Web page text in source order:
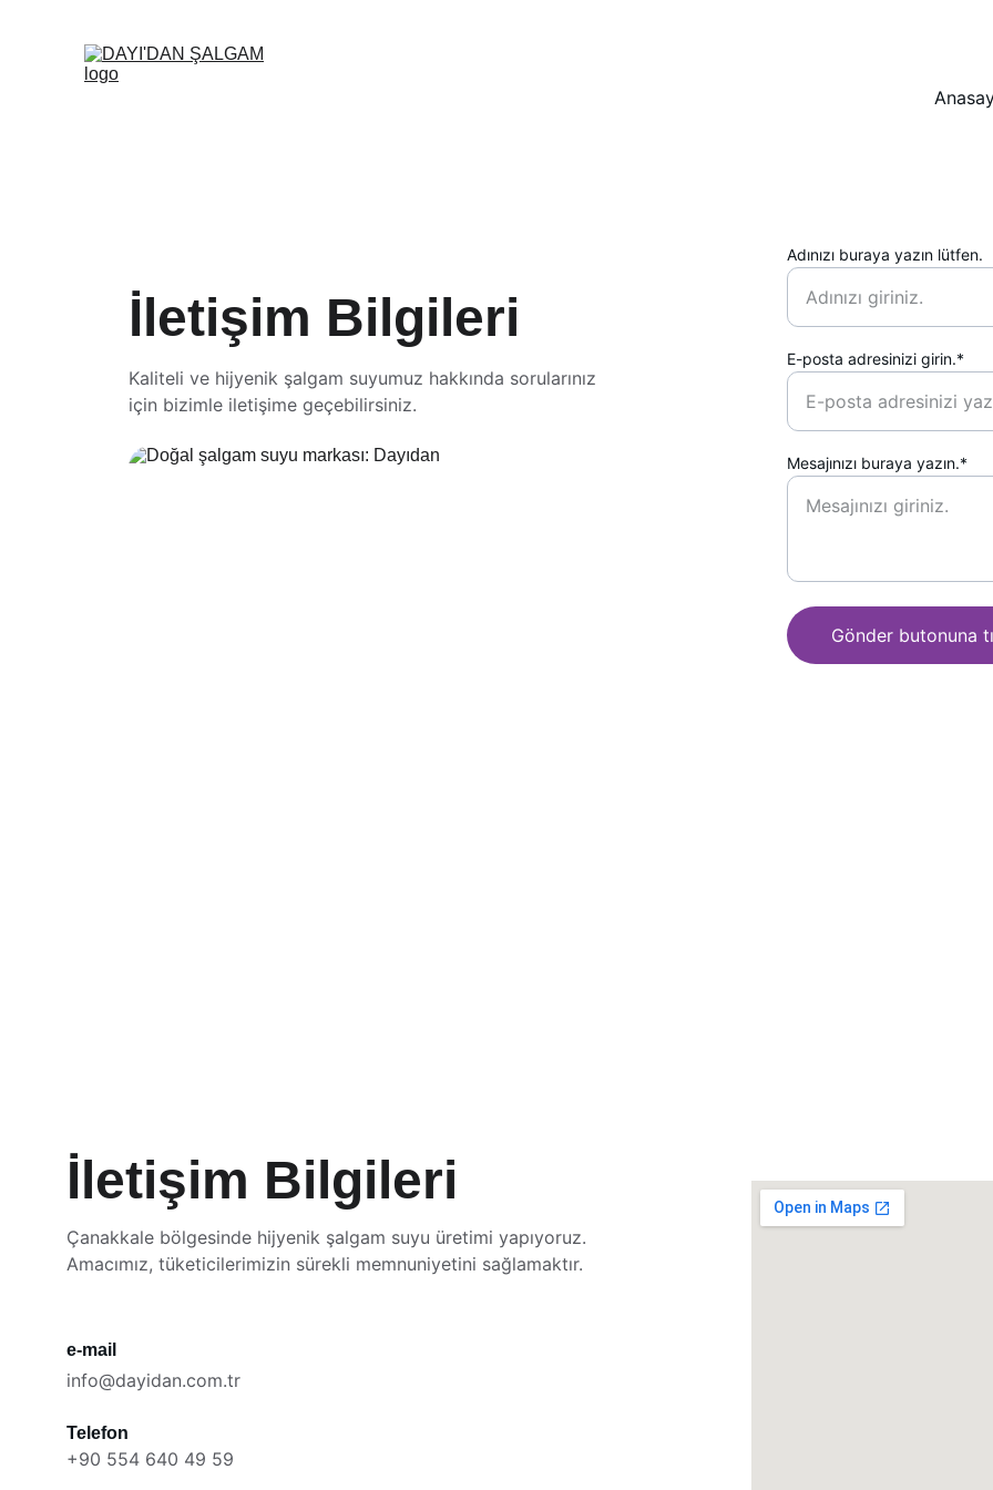
İletişim Bilgileri
Adınızı buraya yazın lütfen.
E-posta adresinizi girin.*
Mesajınızı buraya yazın.*
Gönder butonuna
Kaliteli ve hijyenik şalgam suyumuz hakkında sorularınız
için bizimle iletişime geçebilirsiniz.
İletişim Bilgileri
Çanakkale bölgesinde hijyenik şalgam suyu üretimi yapıyoruz.
Amacımız, tüketicilerimizin sürekli memnuniyetini sağlamaktır.
Telefon
+90 554 640 49 59
e-mail
info@dayidan.com.tr